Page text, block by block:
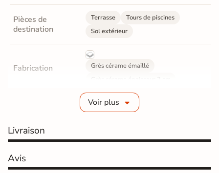
Pièces de
destination
Terrasse
Tours de piscines
Sol extérieur
Fabrication
Grès cérame émaillé
Grès cérame épaisseur 2 cm
20 mm
Coefficient
antidérapant
Résistance à
l'usure
Voir plus
Livraison
Avis